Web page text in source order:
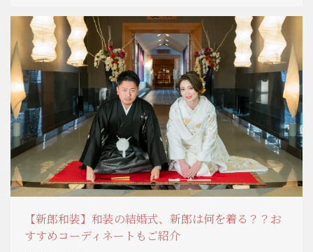
【新郎和装】和装の結婚式、新郎は何を着る？？お
すすめコーディネートもご紹介